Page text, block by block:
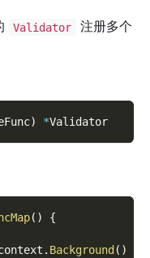
Validator
注册多个
) *Validator
( )
{
. Background( )